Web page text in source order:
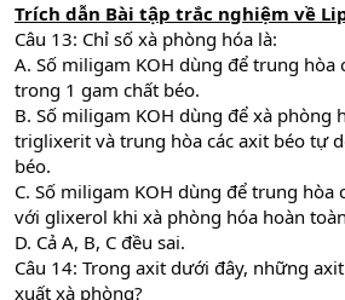
Trích dẫn Bài tập trắc nghiệm về
Câu 13: Chỉ số xà phòng hóa là:
A. Số miligam KOH dùng để trung hòa
trong 1 gam chất béo.
B. Số miligam KOH dùng để xà phòng
triglixerit và trung hòa các axit béo tự
béo.
C. Số miligam KOH dùng để trung hòa
với glixerol khi xà phòng hóa hoàn
D. Cả A, B, C đều sai.
Câu 14: Trong axit dưới đây, những
xuất xà phòng?